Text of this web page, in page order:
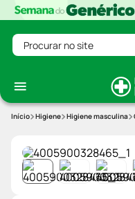
Procurar no site
Higiene Higiene masculina